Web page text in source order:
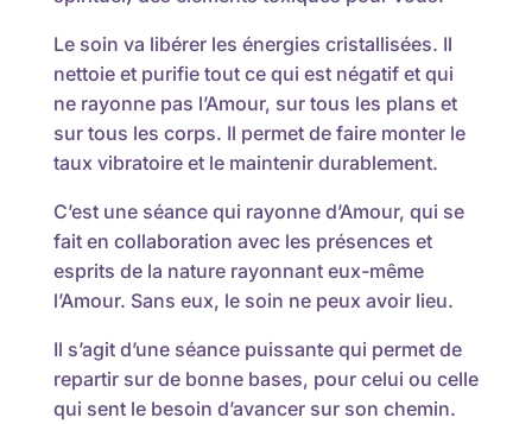
Le soin va libérer les énergies cristallisées. Il
nettoie et purifie tout ce qui est négatif et qui
ne rayonne pas l’Amour, sur tous les plans et
sur tous les corps. Il permet de faire monter le
taux vibratoire et le maintenir durablement.
C’est une séance qui rayonne d’Amour, qui se
fait en collaboration avec les présences et
esprits de la nature rayonnant eux-même
l’Amour. Sans eux, le soin ne peux avoir lieu.
Il s’agit d’une séance puissante qui permet de
repartir sur de bonne bases, pour celui ou celle
qui sent le besoin d’avancer sur son chemin.